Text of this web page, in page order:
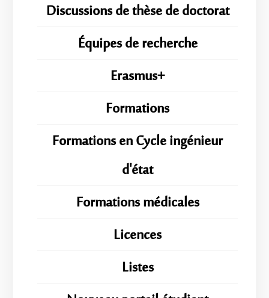
Discussions de thèse de doctorat
Équipes de recherche
Erasmus+
Formations
Formations en Cycle ingénieur
d'état
Formations médicales
Licences
Listes